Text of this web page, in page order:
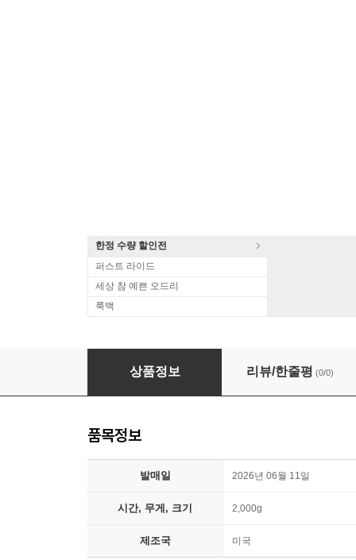
한정 수량 할인전
퍼스트 라이드
세상 참 예쁜 오드리
룩백
McCoy Tyner Trio (멕코이 타이너 트리오) -
상품정보 리뷰/한줄평 (0/0)
품목정보
발매일 2026년 06월 11일
시간, 무게, 크기 2,000g
제조국 미국